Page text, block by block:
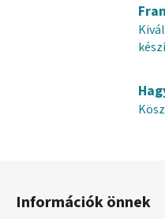
Információk önnek